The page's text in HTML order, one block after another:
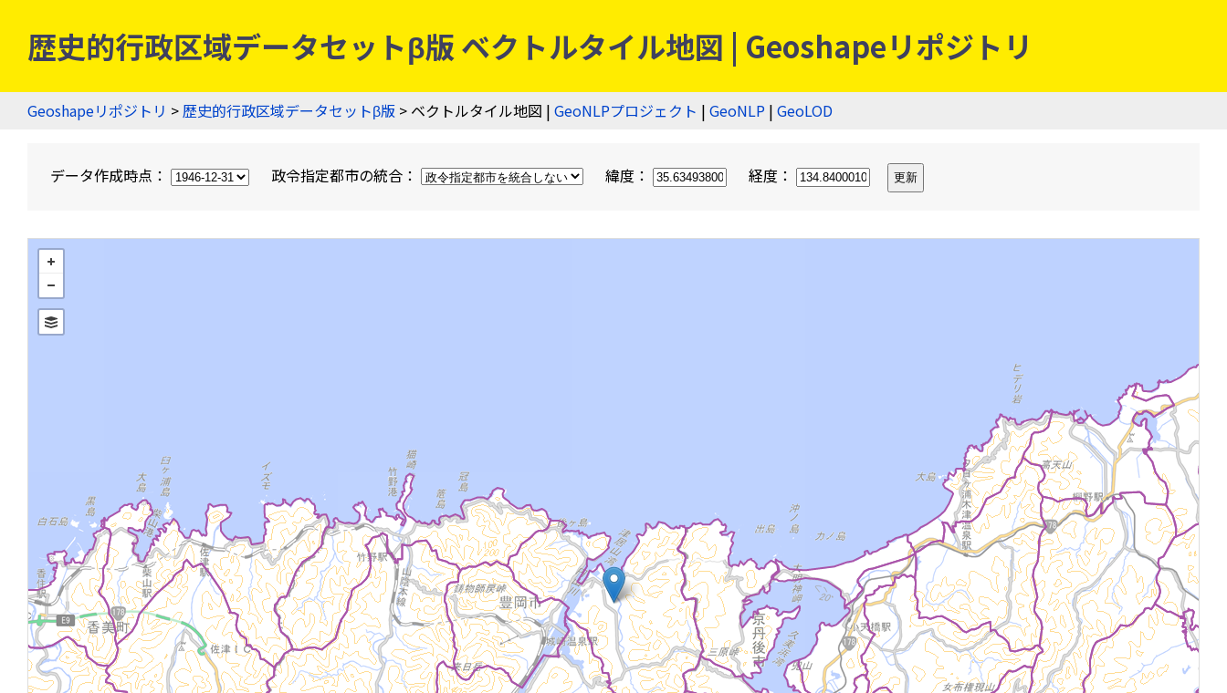
歴史的行政区域データセットβ版 ベクトルタイル地図 | Geoshapeリポジトリ
Geoshapeリポジトリ >歴史的行政区域データセットβ版 > ベクトルタイル地図 | GeoNLPプロジェクト | GeoNLP | GeoLOD
データ作成時点： 政令指定都市の統合： 緯度： 経度：